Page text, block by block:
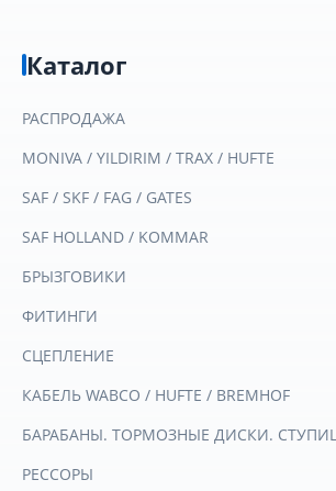
Каталог
РАСПРОДАЖА
MONIVA / YILDIRIM / TRAX / HUFTE
SAF / SKF / FAG / GATES
SAF HOLLAND / KOMMAR
БРЫЗГОВИКИ
ФИТИНГИ
СЦЕПЛЕНИЕ
КАБЕЛЬ WABCO / HUFTE / BREMHOF
БАРАБАНЫ. ТОРМОЗНЫЕ ДИСКИ.
РЕССОРЫ